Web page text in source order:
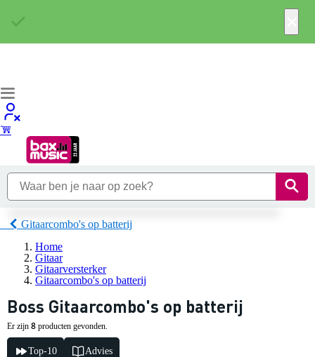
Gitaarcombo's op batterij
Home
Gitaar
Gitaarversterker
Gitaarcombo's op batterij
Boss Gitaarcombo's op batterij
Er zijn 8 producten gevonden.
Top-10 Advies